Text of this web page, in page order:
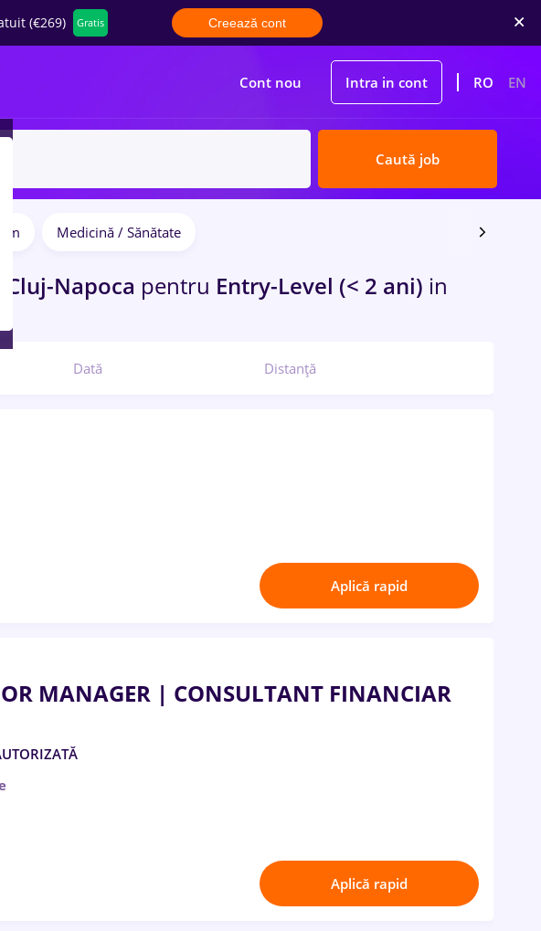
(€269) Gratis Creează cont
Cont nou Intra in cont RO EN
Caută job
Medicină / Sănătate
Cluj-Napoca pentru Entry-Level (< 2 ani) in
Dată Distanță
Aplică rapid
MANAGER | CONSULTANT FINANCIAR
Aplică rapid